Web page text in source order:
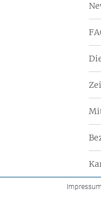
Impressum